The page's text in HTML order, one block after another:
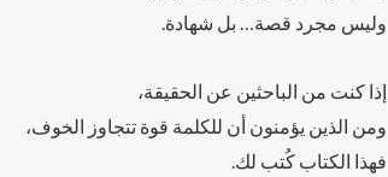
وليس مجرد قصة… بل شهادة.
إذا كنت من الباحثين عن الحقيقة،
ومن الذين يؤمنون أن للكلمة قوة تتجاوز الخوف،
فهذا الكتاب كُتب لك.